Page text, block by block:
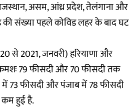
असम, आंध्र प्रदेश, तेलंगाना और
संख्या पहले कोविड लहर के बाद घट
से 2021, जनवरी)हरियाणा और
79 फीसदी और 70 फीसदी तक
में 73 फीसदी और पंजाब में 78 फीसदी
कम हुई है.